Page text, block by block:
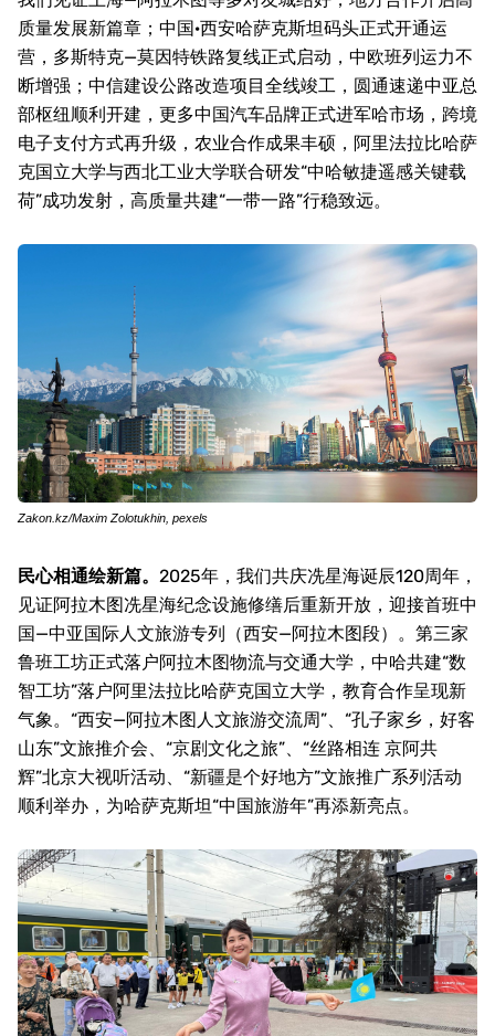
质量发展新篇章；中国·西安哈萨克斯坦码头正式开通运
营，多斯特克—莫因特铁路复线正式启动，中欧班列运力不
断增强；中信建设公路改造项目全线竣工，圆通速递中亚总
部枢纽顺利开建，更多中国汽车品牌正式进军哈市场，跨境
电子支付方式再升级，农业合作成果丰硕，阿里法拉比哈萨
克国立大学与西北工业大学联合研发“中哈敏捷遥感关键载
荷”成功发射，高质量共建“一带一路”行稳致远。
Zakon.kz/Maxim Zolotukhin, pexels
民心相通绘新篇。 2025年，我们共庆冼星海诞辰120周年，
见证阿拉木图冼星海纪念设施修缮后重新开放，迎接首班中
国—中亚国际人文旅游专列（西安—阿拉木图段）。第三家
鲁班工坊正式落户阿拉木图物流与交通大学，中哈共建“数
智工坊”落户阿里法拉比哈萨克国立大学，教育合作呈现新
气象。“西安—阿拉木图人文旅游交流周”、“孔子家乡，好客
山东”文旅推介会、“京剧文化之旅”、“丝路相连 京阿共
辉”北京大视听活动、“新疆是个好地方”文旅推广系列活动
顺利举办，为哈萨克斯坦“中国旅游年”再添新亮点。